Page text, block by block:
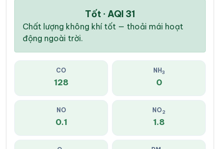
Tốt · AQI 31
Chất lượng không khí tốt — thoải mái hoạt
động ngoài trời.
CO
128
NH 3
0
NO
0.1
NO2
1.8